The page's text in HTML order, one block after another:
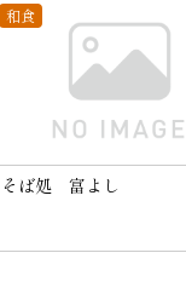
和食
そば処 富よし